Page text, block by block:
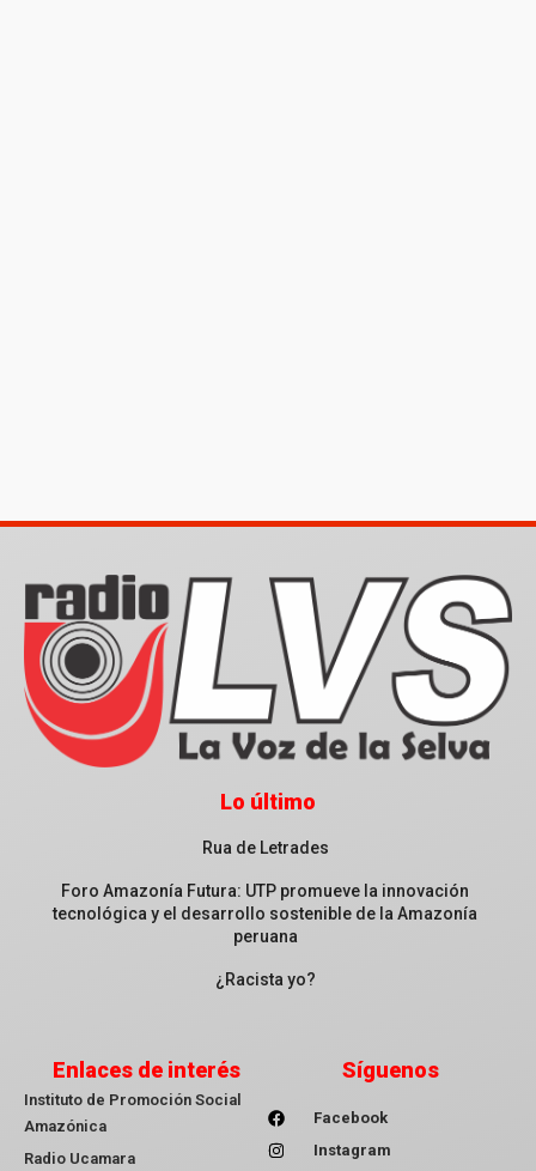
Lo último
Rua de Letrades
Foro Amazonía Futura: UTP promueve la innovación
tecnológica y el desarrollo sostenible de la Amazonía
peruana
¿Racista yo?
Enlaces de interés
Instituto de Promoción Social
Amazónica
Radio Ucamara
Síguenos
Facebook
Instagram